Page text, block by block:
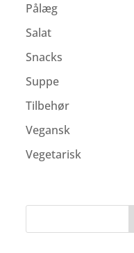
Pålæg
Salat
Snacks
Suppe
Tilbehør
Vegansk
Vegetarisk